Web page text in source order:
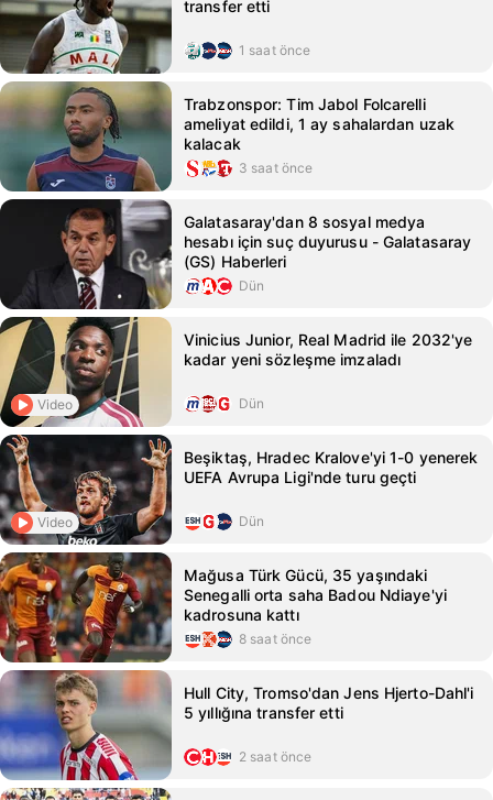
transfer etti
1 saat önce
Trabzonspor: Tim Jabol Folcarelli
ameliyat edildi, 1 ay sahalardan uzak
kalacak
3 saat önce
Galatasaray'dan 8 sosyal medya
hesabı için suç duyurusu - Galatasaray
(GS) Haberleri
Dün
Video
Vinicius Junior, Real Madrid ile 2032'ye
kadar yeni sözleşme imzaladı
Dün
Video
Beşiktaş, Hradec Kralove'yi 1-0 yenerek
UEFA Avrupa Ligi'nde turu geçti
Dün
Mağusa Türk Gücü, 35 yaşındaki
Senegalli orta saha Badou Ndiaye'yi
kadrosuna kattı
8 saat önce
Hull City, Tromso'dan Jens Hjerto-Dahl'i
5 yıllığına transfer etti
2 saat önce